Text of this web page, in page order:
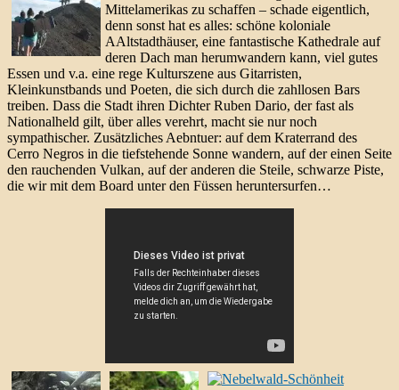
Mittelamerikas zu schaffen – schade eigentlich,
denn sonst hat es alles: schöne koloniale
AAltstadthäuser, eine fantastische Kathedrale auf
deren Dach man herumwandern kann, viel gutes
Essen und v.a. eine rege Kulturszene aus Gitarristen,
Kleinkunstbands und Poeten, die sich durch die zahllosen Bars
treiben. Dass die Stadt ihren Dichter Ruben Dario, der fast als
Nationalheld gilt, über alles verehrt, macht sie nur noch
sympathischer. Zusätzliches Aebntuer: auf dem Kraterrand des
Cerro Negros in die tiefstehende Sonne wandern, auf der einen Seite
den rauchenden Vulkan, auf der anderen die Steile, schwarze Piste,
die wir mit dem Board unter den Füssen heruntersurfen…